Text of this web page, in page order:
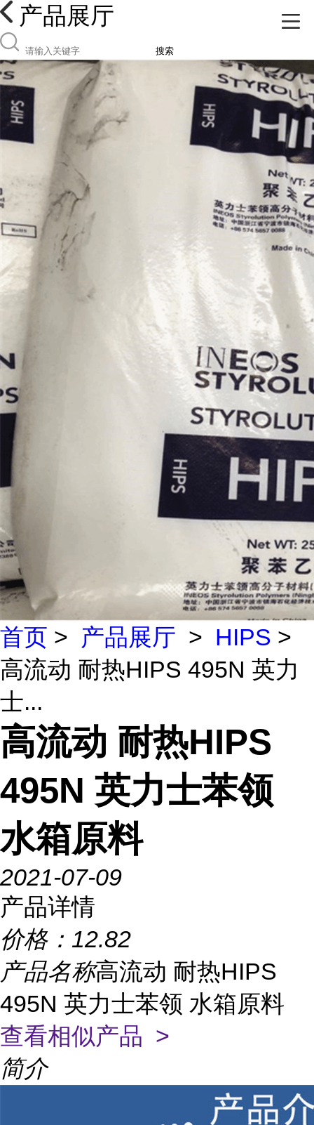
产品展厅
搜索
首页 > 产品展厅 > HIPS >
高流动 耐热HIPS 495N 英力
士...
高流动 耐热HIPS
495N 英力士苯领
水箱原料
2021-07-09
产品详情
价格： 12.82
产品名称高流动 耐热HIPS
495N 英力士苯领 水箱原料
查看相似产品 >
简介